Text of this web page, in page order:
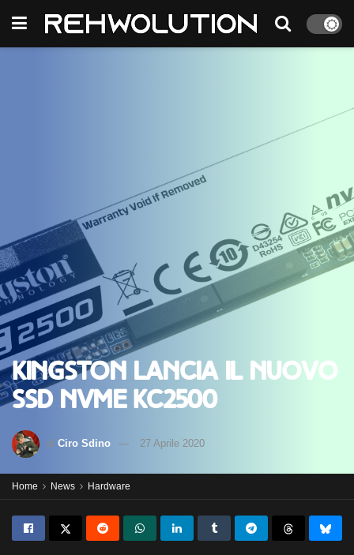
Kingston lancia il nuovo
SSD NVMe KC2500
di Ciro Sdino 27 Aprile 2020
Home News Hardware